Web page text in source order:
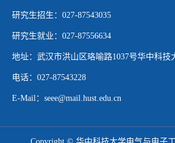
研究生招生：027-87543035
研究生就业：027-87556634
地址：武汉市洪山区珞喻路1037号华中科技
电话：027-87543228
E-Mail：seee@mail.hust.edu.cn